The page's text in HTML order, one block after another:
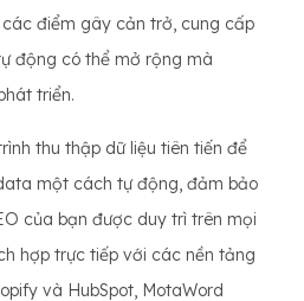
điểm gây cản trở, cung cấp
động có thể mở rộng mà
triển.
thu thập dữ liệu tiên tiến để
một cách tự động, đảm bảo
của bạn được duy trì trên mọi
hợp trực tiếp với các nền tảng
và HubSpot, MotaWord